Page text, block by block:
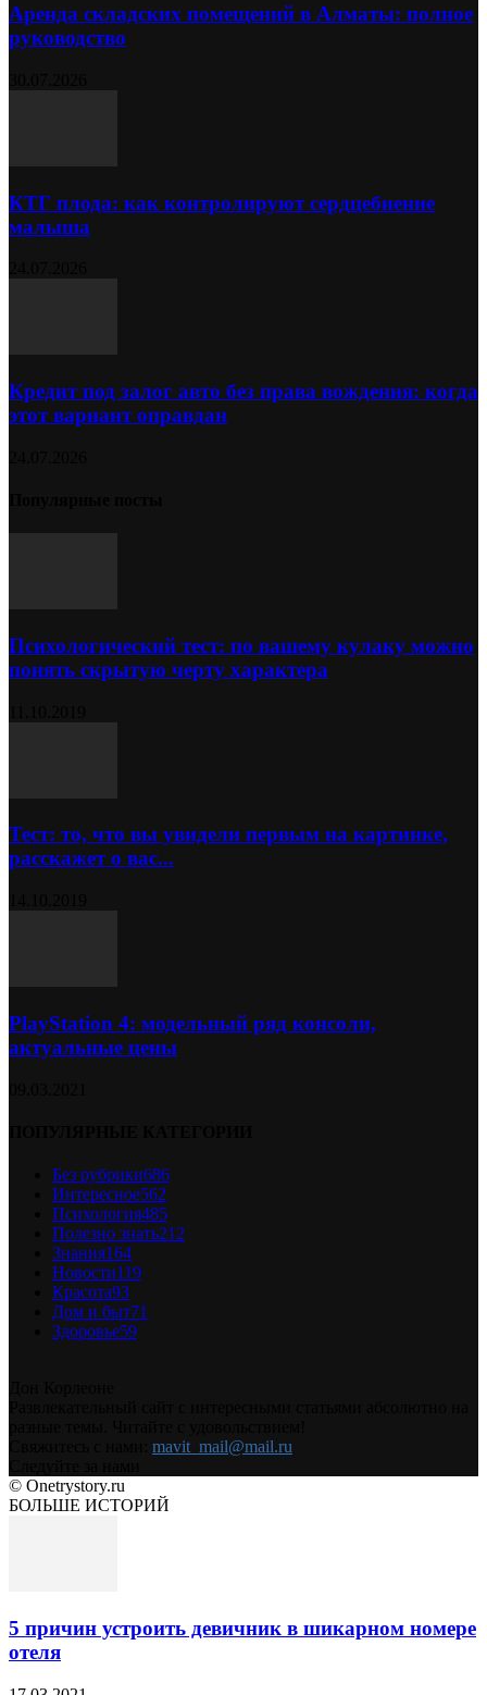
Аренда складских помещений в Алматы: полное
руководство
КТГ плода: как контролируют сердцебиение
малыша
Кредит под залог авто без права вождения: когда
этот вариант оправдан
Психологический тест: по вашему кулаку можно
понять скрытую черту характера
Тест: то, что вы увидели первым на картинке,
расскажет о вас...
PlayStation 4: модельный ряд консоли,
актуальные цены
Без рубрики686
Интересное562
Психология485
Полезно знать212
Знания164
Новости119
Красота93
Дом и быт71
Здоровье59
mavit_mail@mail.ru
© Onetrystory.ru
БОЛЬШЕ ИСТОРИЙ
5 причин устроить девичник в шикарном номере
отеля